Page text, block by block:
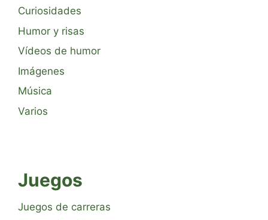
Curiosidades
Humor y risas
Vídeos de humor
Imágenes
Música
Varios
Juegos
Juegos de carreras